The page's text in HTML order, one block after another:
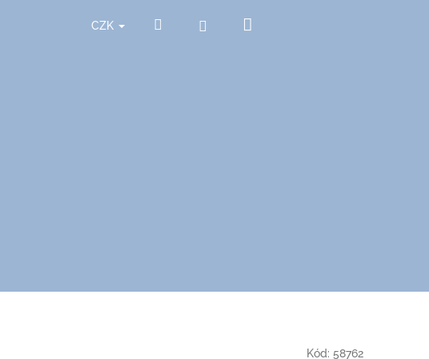
CZK Hledat Přihlášení
Kód: 58762